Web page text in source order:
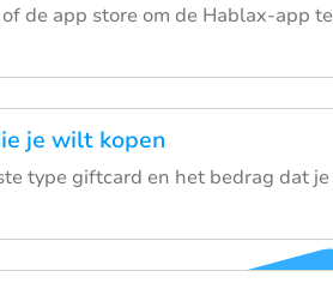
de app store om de Hablax-app te
je wilt kopen
type giftcard en het bedrag dat je